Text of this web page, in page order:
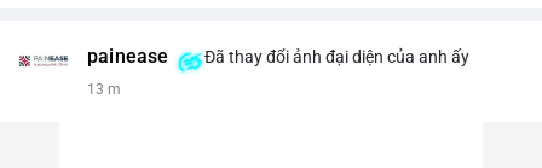
painease Đã thay đổi ảnh đại diện của anh ấy
13 m